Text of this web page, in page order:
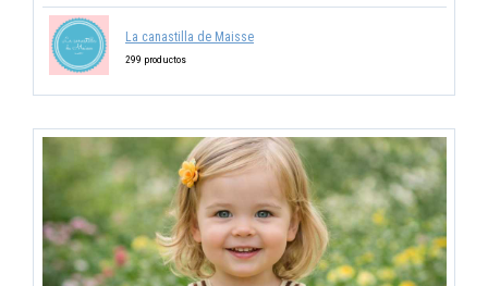
La canastilla de Maisse
299 productos